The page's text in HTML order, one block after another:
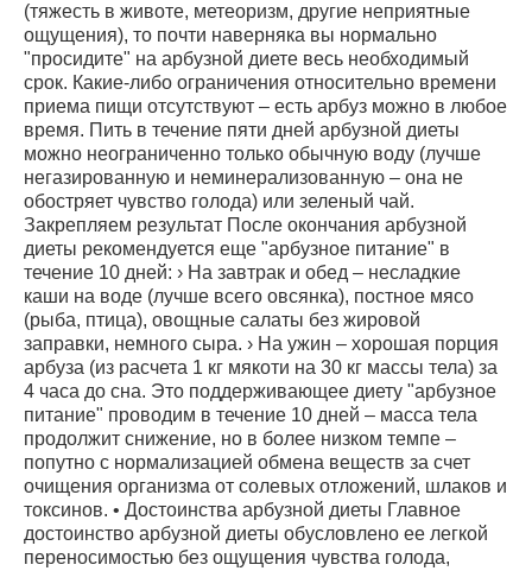
(тяжесть в животе, метеоризм, другие неприятные
ощущения), то почти наверняка вы нормально
"просидите" на арбузной диете весь необходимый
срок. Какие-либо ограничения относительно времени
приема пищи отсутствуют – есть арбуз можно в любое
время. Пить в течение пяти дней арбузной диеты
можно неограниченно только обычную воду (лучше
негазированную и неминерализованную – она не
обостряет чувство голода) или зеленый чай.
Закрепляем результат После окончания арбузной
диеты рекомендуется еще "арбузное питание" в
течение 10 дней: › На завтрак и обед – несладкие
каши на воде (лучше всего овсянка), постное мясо
(рыба, птица), овощные салаты без жировой
заправки, немного сыра. › На ужин – хорошая порция
арбуза (из расчета 1 кг мякоти на 30 кг массы тела) за
4 часа до сна. Это поддерживающее диету "арбузное
питание" проводим в течение 10 дней – масса тела
продолжит снижение, но в более низком темпе –
попутно с нормализацией обмена веществ за счет
очищения организма от солевых отложений, шлаков и
токсинов. • Достоинства арбузной диеты Главное
достоинство арбузной диеты обусловлено ее легкой
переносимостью без ощущения чувства голода,